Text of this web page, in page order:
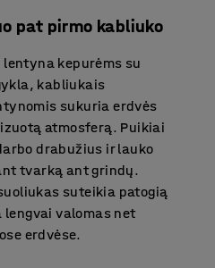
pat pirmo kabliuko
kepurėms su
kabliukais
sukuria erdvės
atmosferą. Puikiai
drabužius ir lauko
tvarką ant grindų.
suteikia patogią
valomas net
erdvėse.